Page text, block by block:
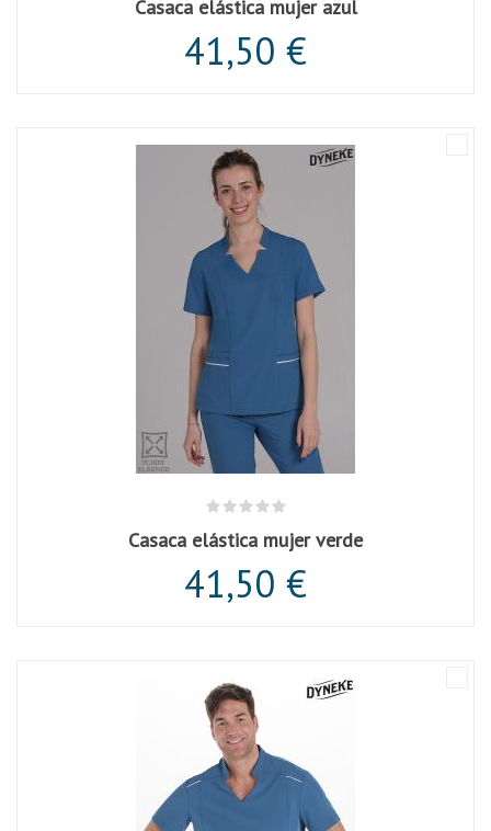
Casaca elástica mujer azul
41,50 €
Casaca elástica mujer verde
41,50 €